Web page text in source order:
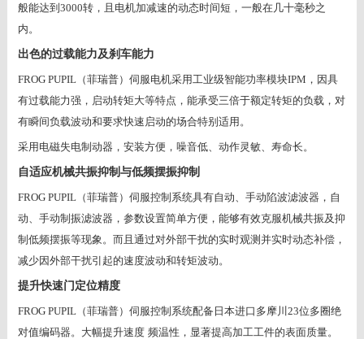
般能达到 3000转，且电机加减速的动态时间短，一般在几十毫秒之
内。
出色的过载能力及刹车能力
FROG PUPIL（菲瑞普）伺服电机采用工业级智能功率模块IPM ，因具
有过载能力强，启动转矩大等特点，能承受三倍于额定转矩的负载，对
有瞬间负载波动和要求快速启动的场合特别适用。
采用电磁失电制动器，安装方便，噪音低、动作灵敏、寿命长。
自适应机械共振抑制与低频摆振抑制
FROG PUPIL（菲瑞普）伺服控制系统具有自动、手动陷波滤波器，自
动、手动制振滤波器，参数设置简单方便，能够有效克服机械共振及抑
制低频摆振等现象。而且通过对外部干扰的实时观测并实时动态补偿，
减少因外部干扰引起的速度波动和转矩波动。
提升快速门定位精度
FROG PUPIL（菲瑞普）伺服控制系统配备日本进口多摩川 23位多圈绝
对值编码器。大幅提升速度 频温性，显著提高加工工件的表面质量。